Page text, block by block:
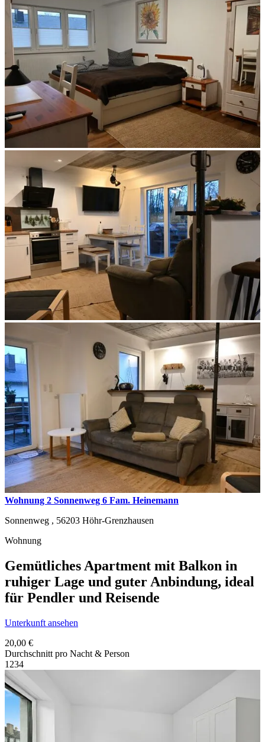
Wohnung 2 Sonnenweg 6 Fam. Heinemann
Sonnenweg , 56203 Höhr-Grenzhausen
Wohnung
Gemütliches Apartment mit Balkon in
ruhiger Lage und guter Anbindung, ideal
für Pendler und Reisende
Unterkunft ansehen
20,00 €
Durchschnitt pro Nacht & Person
1 234